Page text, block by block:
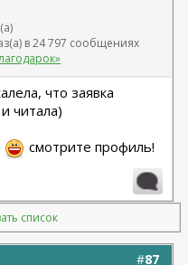
в 24 797 сообщениях
что заявка
читала)
смотрите профиль!
список
#87